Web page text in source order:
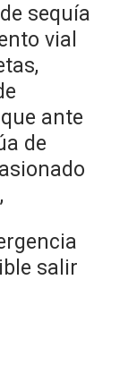
sequía
vial
ante
de
salir